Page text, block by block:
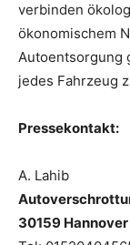
verbinden
ökonomischem
Autoentsorgung
jedes Fahrzeug
Pressekontakt:
A. Lahib
30159 Hannover